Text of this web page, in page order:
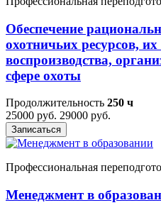
Обеспечение
охотничьих ресурсов,
воспроизводства,
сфере охоты
Продолжительность 250 ч
25000 руб. 29000 руб.
Записаться
Профессиональная
Менеджмент в